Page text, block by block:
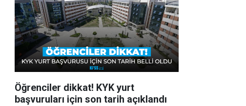
Öğrenciler dikkat! KYK yurt
başvuruları için son tarih açıklandı